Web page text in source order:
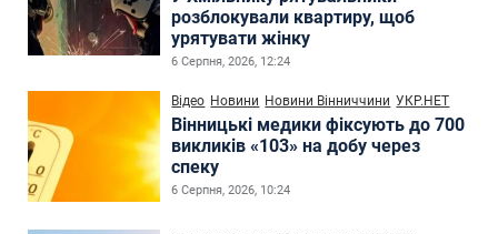
розблокували квартиру, щоб
урятувати жінку
6 Серпня, 2026, 12:24
Відео Новини Новини Вінниччини УКР.НЕТ
Вінницькі медики фіксують до 700
викликів «103» на добу через
спеку
6 Серпня, 2026, 10:24